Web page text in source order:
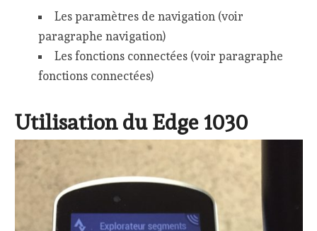
Les paramètres de navigation (voir
paragraphe navigation)
Les fonctions connectées (voir paragraphe
fonctions connectées)
Utilisation du Edge 1030